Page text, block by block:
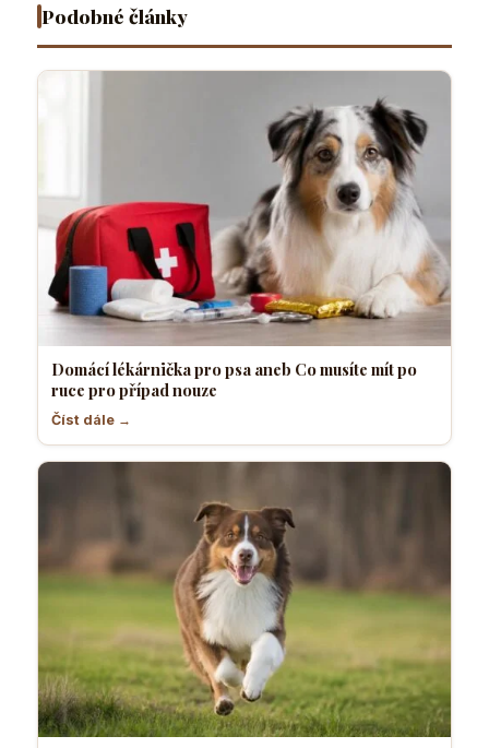
nouze
Podobné články
Domácí lékárnička pro psa aneb Co musíte mít po
ruce pro případ nouze
Číst dále →